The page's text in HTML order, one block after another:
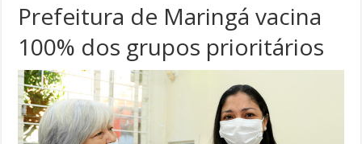
Prefeitura de Maringá vacina
100% dos grupos prioritários